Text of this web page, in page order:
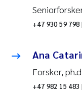
+47 930 59 798
Ana
Forsker,
+47 982 15